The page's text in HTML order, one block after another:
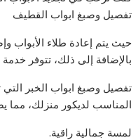
تفصيل وصبغ ابواب القطيف
حيث يتم إعادة طلاء الأبواب
بالإضافة إلى ذلك، تتوفر خدمة
تفصيل وصبغ ابواب الخبر
المناسب لديكور منزلك، مما
لمسة جمالية راقية.